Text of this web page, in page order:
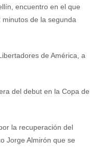
encuentro en el que
de la segunda
de América, a
del debut en la Copa de
la recuperación del
Jorge Almirón que se